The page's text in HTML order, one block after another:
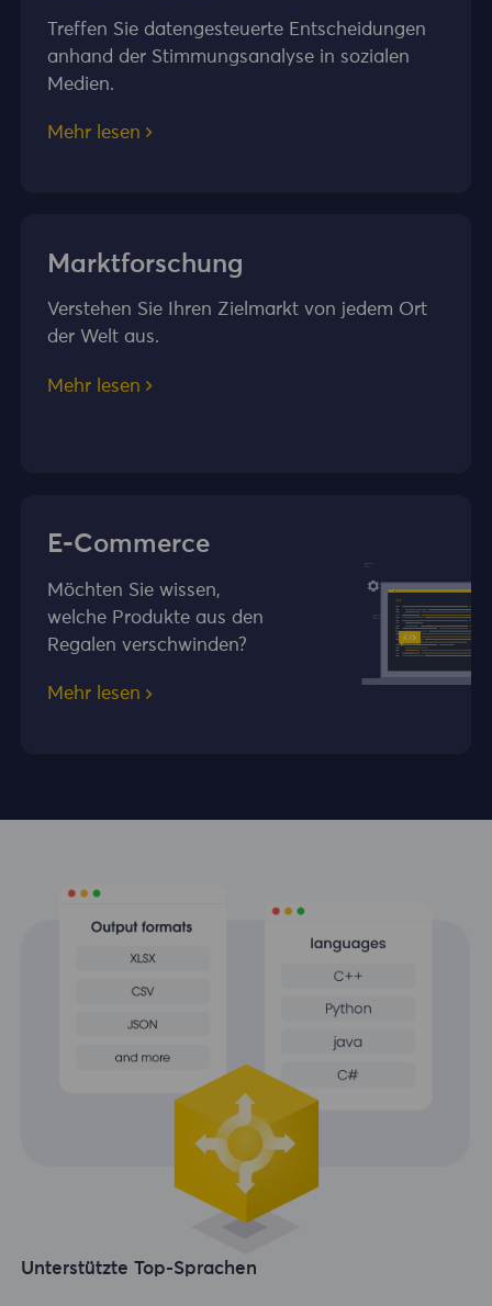
Treffen Sie datengesteuerte Entscheidungen
anhand der Stimmungsanalyse in sozialen
Medien.
Mehr lesen
Marktforschung
Verstehen Sie Ihren Zielmarkt von jedem Ort
der Welt aus.
Mehr lesen
E-Commerce
Möchten Sie wissen,
welche Produkte aus den
Regalen verschwinden?
Mehr lesen
Unterstützte Top-Sprachen